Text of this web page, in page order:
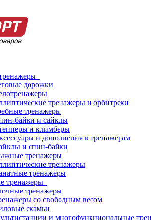
дорожки
тренажеры и орбитреки
тренажеры
байки и сайклы
и климберы
и дополнения к тренажерам
и спин-байки
тренажеры
тренажеры
тренажеры
тренажеры
тренажеры
со свободным весом
скамьи
и многофункциональные